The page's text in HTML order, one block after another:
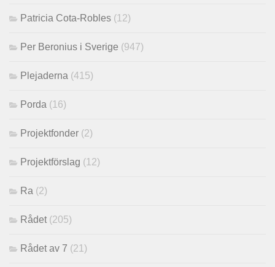
Patricia Cota-Robles (12)
Per Beronius i Sverige (947)
Plejaderna (415)
Porda (16)
Projektfonder (2)
Projektförslag (12)
Ra (2)
Rådet(205)
Rådet av 7 (21)